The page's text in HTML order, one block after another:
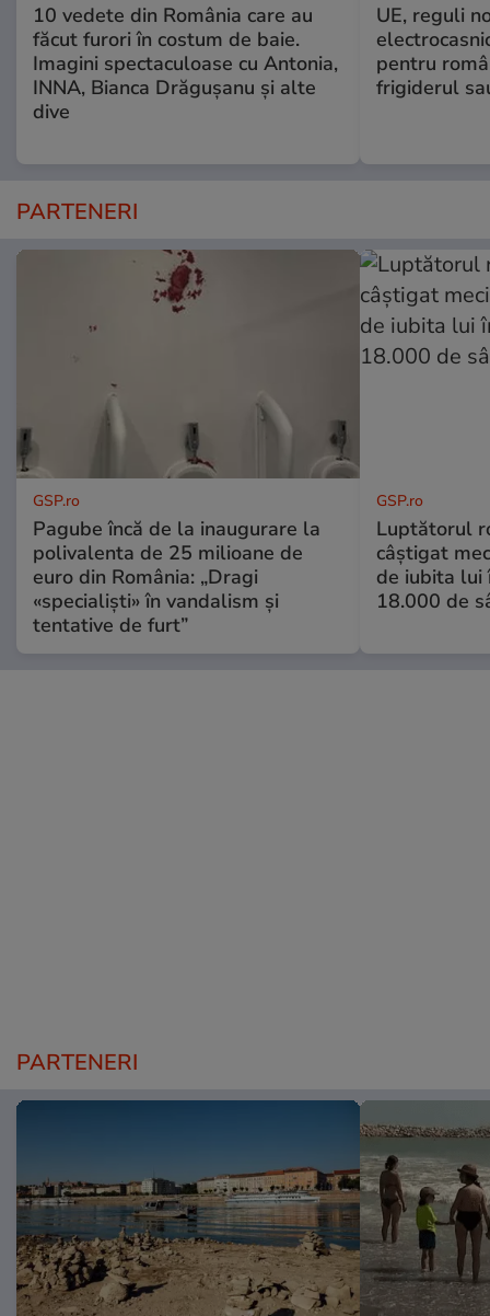
10 vedete din România care au
făcut furori în costum de baie.
Imagini spectaculoase cu Antonia,
INNA, Bianca Drăgușanu și alte
dive
UE, reguli
pentru
frigiderul
PARTENERI
GSP.ro
Pagube încă de la inaugurare la
polivalenta de 25 milioane de
euro din România: „Dragi
«specialiști» în vandalism și
tentative de furt”
GSP.ro
Luptătorul
câștigat
de iubita lui
18.000 de
PARTENERI